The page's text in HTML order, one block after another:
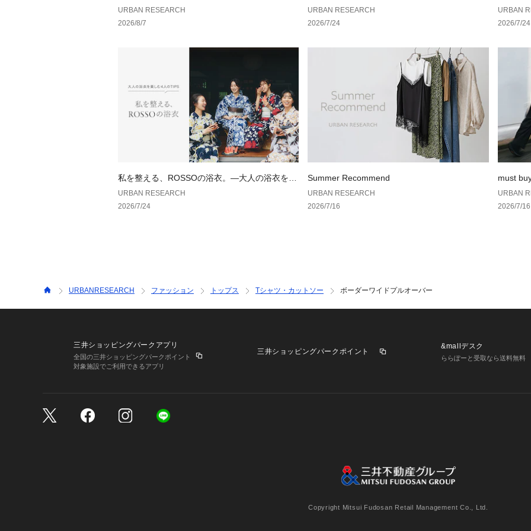
URBAN RESEARCH
2026/8/7
URBAN RESEARCH
2026/7/24
AN
URBAN
2026/7/24
私を整える、ROSSOの浴衣。—大人の浴衣を楽
しむ、4人のTIPS—
URBAN RESEARCH
2026/7/24
Summer Recommend
URBAN RESEARCH
2026/7/16
must
URBAN
2026/7/16
URBANRESEARCH ファッション トップス Tシャツ・カットソー ボーダーワイドプルオーバー
三井ショッピングパークアプリ
全国の三井ショッピングパークポイント
対象施設でご利用できるアプリ
三井ショッピングパークポイント
&mallデスク
ららぽーと受取なら送料無料
個人情報保護方針 個人情報の取り扱いについて
Copyright Mitsui Fudosan Retail Management Co., Ltd.